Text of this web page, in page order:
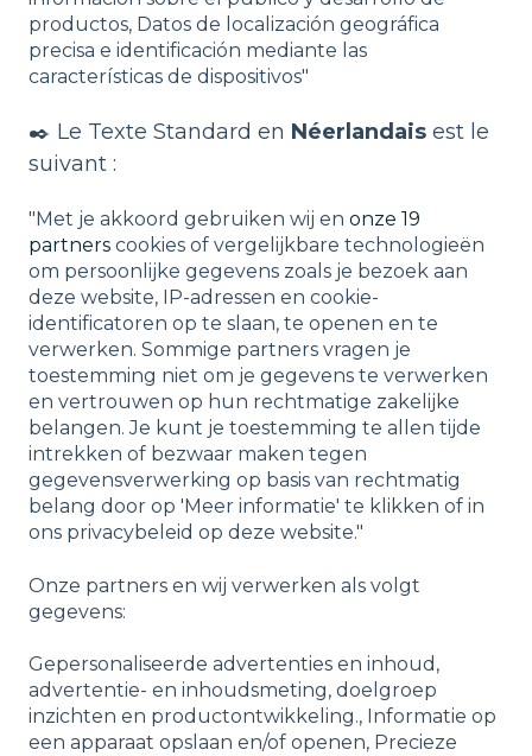
productos, Datos de localización geográfica
precisa e identificación mediante las
características de dispositivos"
✒️ Le Texte Standard en Néerlandais est le
suivant :
"Met je akkoord gebruiken wij en onze 19
partners cookies of vergelijkbare technologieën
om persoonlijke gegevens zoals je bezoek aan
deze website, IP-adressen en cookie-
identificatoren op te slaan, te openen en te
verwerken. Sommige partners vragen je
toestemming niet om je gegevens te verwerken
en vertrouwen op hun rechtmatige zakelijke
belangen. Je kunt je toestemming te allen tijde
intrekken of bezwaar maken tegen
gegevensverwerking op basis van rechtmatig
belang door op 'Meer informatie' te klikken of in
ons privacybeleid op deze website."
Onze partners en wij verwerken als volgt
gegevens:
Gepersonaliseerde advertenties en inhoud,
advertentie- en inhoudsmeting, doelgroep
inzichten en productontwikkeling., Informatie op
een apparaat opslaan en/of openen, Precieze